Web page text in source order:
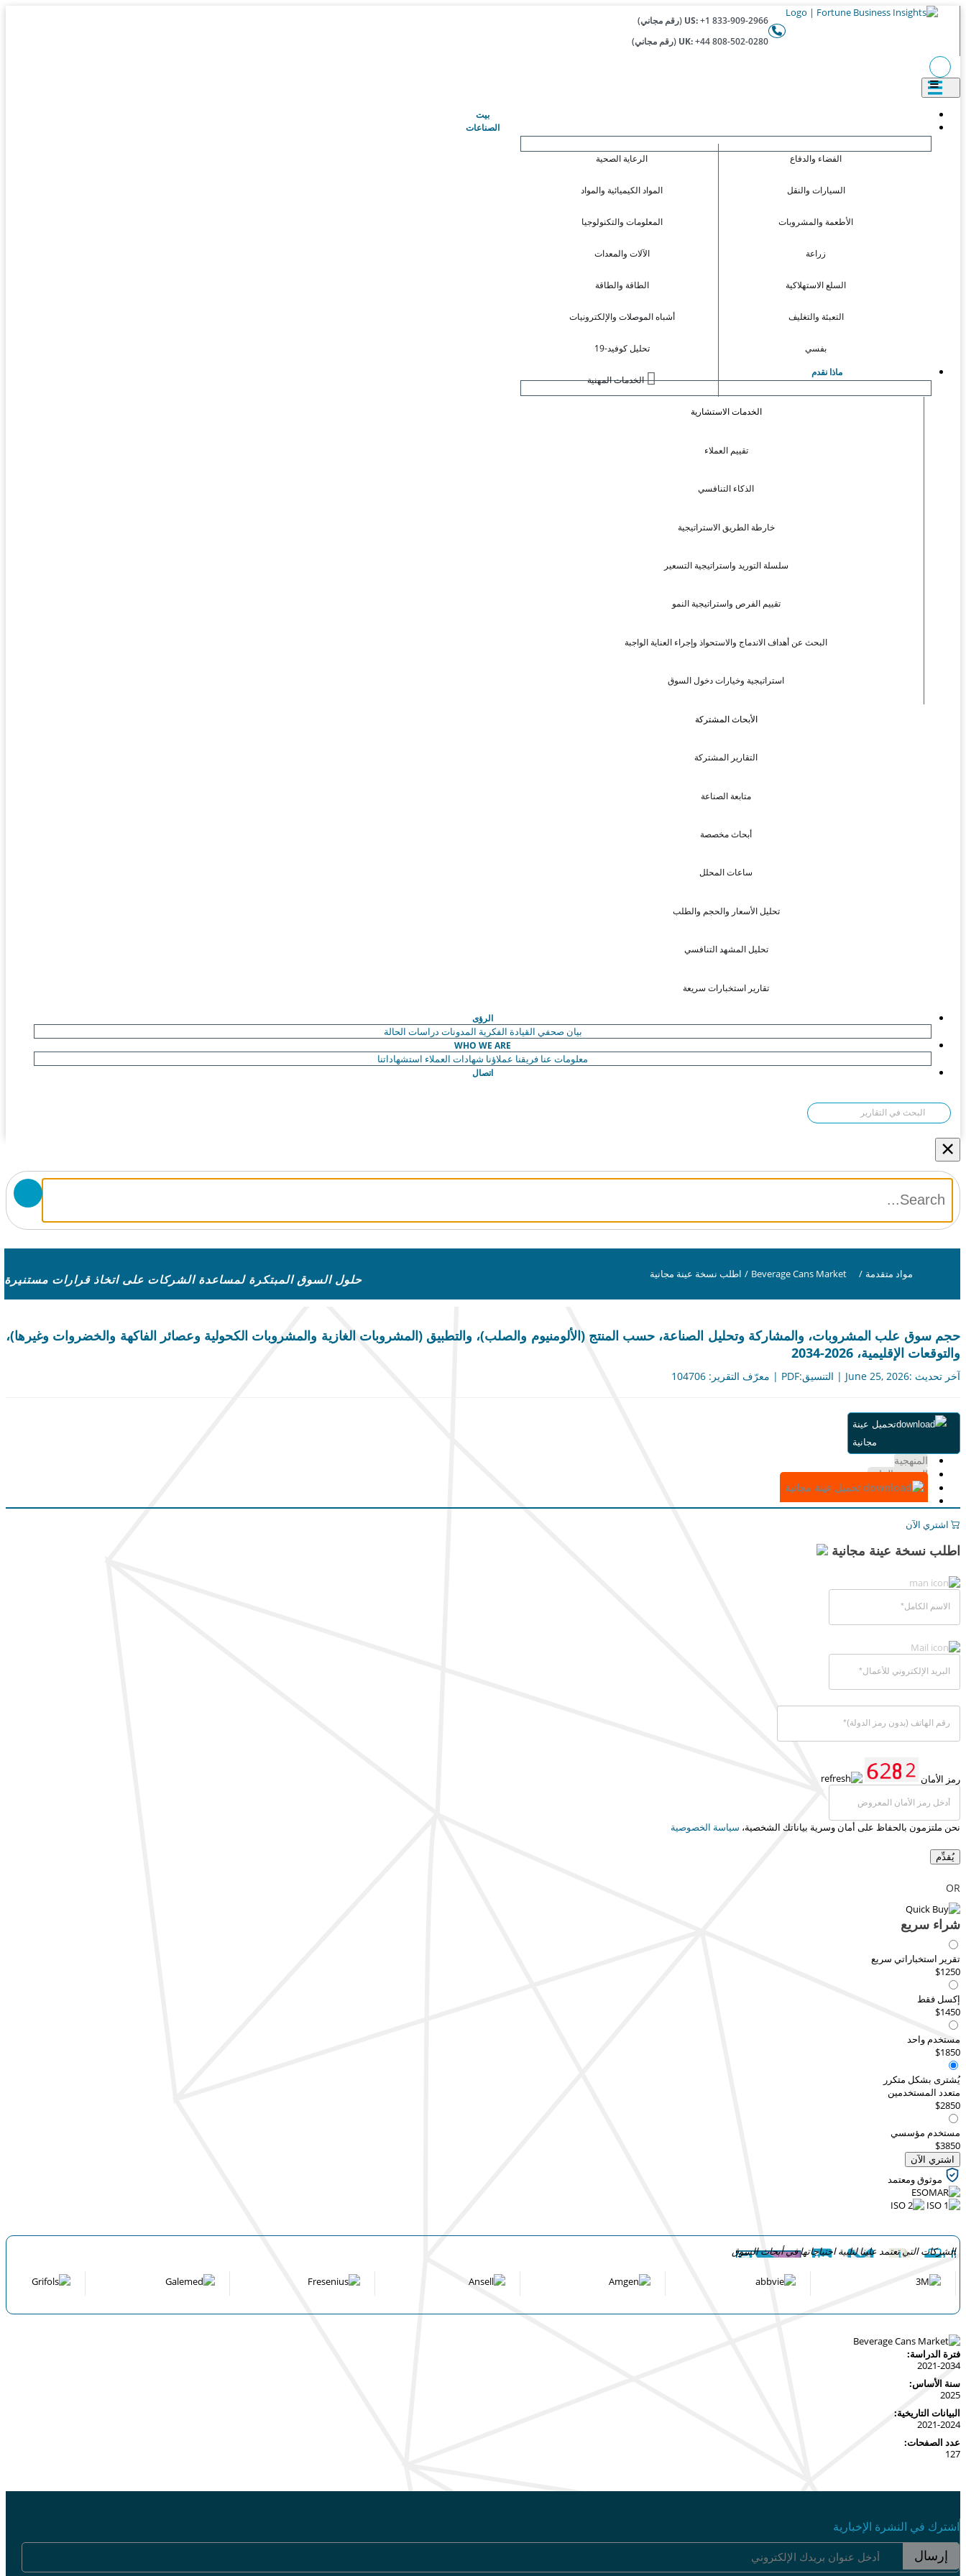
US:+1 833-909-2966 (رقم مجاني)
UK:+44 808-502-0280 (رقم مجاني)
بيت(حاضِر)
الصناعات
الرعاية الصحية
المواد الكيميائية والمواد
المعلومات والتكنولوجيا
الآلات والمعدات
الطاقة والطاقة
أشباه الموصلات والإلكترونيات
تحليل كوفيد-19
الخدمات المهنية
الفضاء والدفاع
السيارات والنقل
الأطعمة والمشروبات
زراعة
السلع الاستهلاكية
التعبئة والتغليف
بفسي
ماذا نقدم
الخدمات الاستشارية
تقييم العملاء
الذكاء التنافسي
خارطة الطريق الاستراتيجية
سلسلة التوريد واستراتيجية التسعير
تقييم الفرص واستراتيجية النمو
البحث عن أهداف الاندماج والاستحواذ وإجراء العناية الواجبة
استراتيجية وخيارات دخول السوق
الأبحاث المشتركة
التقارير المشتركة
متابعة الصناعة
أبحاث مخصصة
ساعات المحلل
تحليل الأسعار والحجم والطلب
تحليل المشهد التنافسي
تقارير استخبارات سريعة
الرؤى
بيان صحفي القيادة الفكرية المدونات دراسات الحالة
WHO WE ARE
معلومات عنا فريقنا عملاؤنا شهادات العملاء استشهاداتنا
اتصال
×
مواد متقدمة /
Beverage Cans Market
/ اطلب نسخة عينة مجانية حلول السوق المبتكرة لمساعدة الشركات على اتخاذ قرارات مستنيرة
حجم سوق علب المشروبات، والمشاركة وتحليل الصناعة، حسب المنتج (الألومنيوم والصلب)، والتطبيق (المشروبات الغازية والمشروبات الكحولية وعصائر الفاكهة والخضروات وغيرها)،
والتوقعات الإقليمية، 2026-2034
آخر تحديث :June 25, 2026 | التنسيق:PDF | معرّف التقرير: 104706
ملخص
جدول المحتويات
المنهجية
الرسوم البيانية
تحميل عينة مجانية
تحميل عينة
مجانية
اشتري الآن
اطلب نسخة عينة مجانية
رمز الأمان
نحن ملتزمون بالحفاظ على أمان وسرية بياناتك الشخصية، سياسة الخصوصية
يُقدِّم
OR
شراء سريع
تقرير استخباراتي سريع
$1250
إكسل فقط
$1450
مستخدم واحد
$1850
يُشترى بشكل متكرر
متعدد المستخدمين
$2850
مستخدم مؤسسي
$3850
اشتري الآن
موثوق ومعتمد
الشركات التي تعتمد علينا لتلبية احتياجاتها في أبحاث السوق
فترة الدراسة:
2021-2034
سنة الأساس:
2025
البيانات التاريخية:
2021-2024
عدد الصفحات:
127
اشترك في النشرة الإخبارية
إرسال